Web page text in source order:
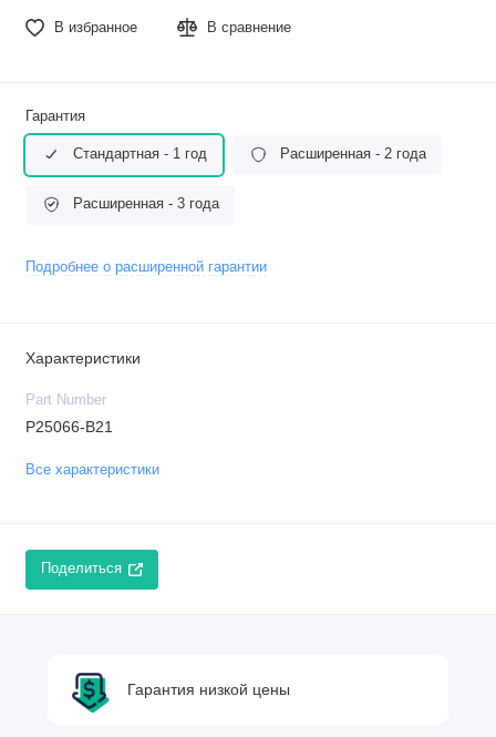
В избранное В сравнение
Гарантия
Стандартная - 1 год Расширенная - 2 года
Расширенная - 3 года
Подробнее о расширенной гарантии
Характеристики
Part Number
P25066-B21
Все характеристики
Поделиться
Гарантия низкой цены